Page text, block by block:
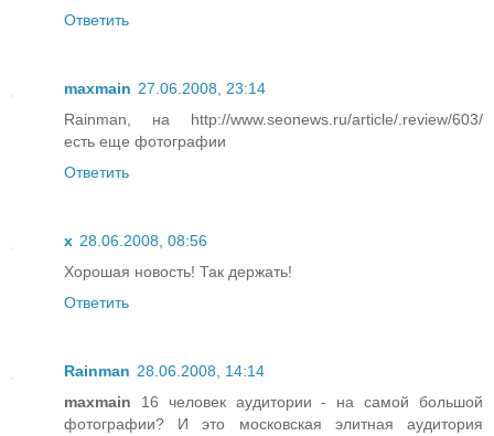
Ответить
maxmain 27.06.2008, 23:14
Rainman, на http://www.seonews.ru/article/.review/603/
есть еще фотографии
Ответить
x 28.06.2008, 08:56
Хорошая новость! Так держать!
Ответить
Rainman 28.06.2008, 14:14
maxmain 16 человек аудитории - на самой большой
фотографии? И это московская элитная аудитория